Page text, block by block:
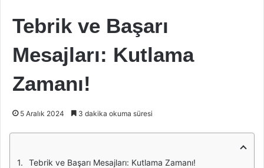
Tebrik ve Başarı
Mesajları: Kutlama
Zamanı!
5 Aralık 2024 3 dakika okuma süresi
Tebrik ve Başarı Mesajları: Kutlama Zamanı!